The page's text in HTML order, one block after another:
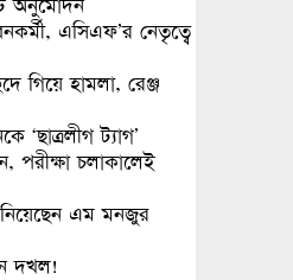
অনুমোদন
এসিএফ’র নেতৃত্বে
গিয়ে হামলা, রেঞ্জ
‘ছাত্রলীগ ট্যাগ’
পরীক্ষা চলাকালেই
এম মনজুর
দখল!